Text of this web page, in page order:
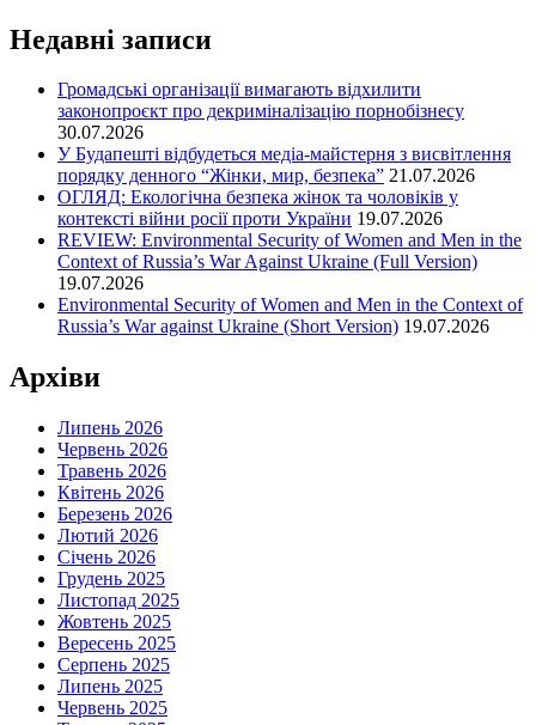
Недавні записи
Громадські організації вимагають відхилити
законопроєкт про декриміналізацію порнобізнесу
30.07.2026
У Будапешті відбудеться медіа-майстерня з висвітлення
порядку денного “Жінки, мир, безпека” 21.07.2026
ОГЛЯД: Екологічна безпека жінок та чоловіків у
контексті війни росії проти України 19.07.2026
REVIEW: Environmental Security of Women and Men in the
Context of Russia’s War Against Ukraine (Full Version)
19.07.2026
Environmental Security of Women and Men in the Context of
Russia’s War against Ukraine (Short Version) 19.07.2026
Архіви
Липень 2026
Червень 2026
Травень 2026
Квітень 2026
Березень 2026
Лютий 2026
Січень 2026
Грудень 2025
Листопад 2025
Жовтень 2025
Вересень 2025
Серпень 2025
Липень 2025
Червень 2025